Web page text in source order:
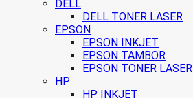
DELL
DELL TONER LASER
EPSON
EPSON INKJET
EPSON TAMBOR
EPSON TONER LASER
HP
HP INKJET